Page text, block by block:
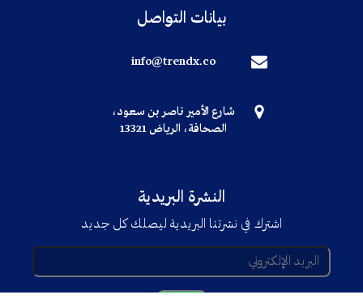
بيانات التواصل
info@trendx.co
شارع الأمير ناصر بن سعود،
الصحافة، الرياض 13321
النشرة البريدية
اشترك في نشرتنا البريدية ليصلك كل جديد